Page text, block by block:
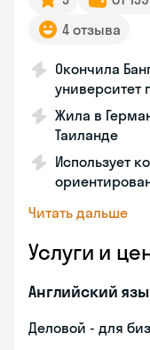
4 отзыва
Окончила
университет
Жила в
Таиланде
Использует
Читать дальше
Услуги и
Английский
Деловой - для